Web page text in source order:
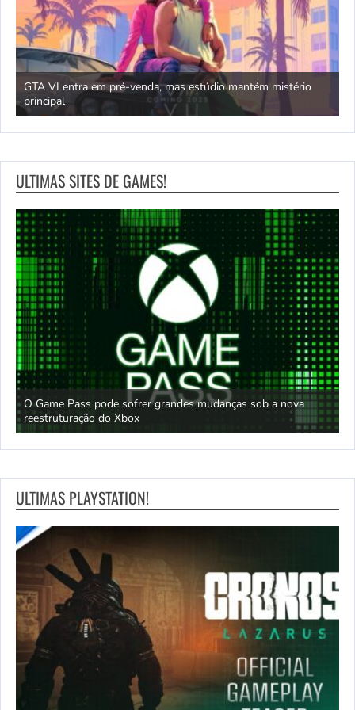
GTA VI entra em pré-venda, mas estúdio mantém mistério
principal
ULTIMAS SITES DE GAMES!
O Game Pass pode sofrer grandes mudanças sob a nova
reestruturação do Xbox
ULTIMAS PLAYSTATION!